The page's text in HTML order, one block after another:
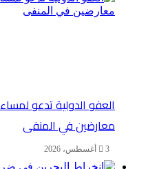
العفو الدولية تدعو
معارضين في المنفى
3 أغسطس، 2026